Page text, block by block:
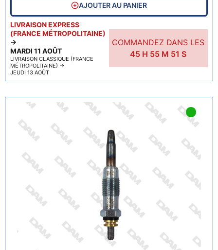
LIVRAISON EXPRESS
(FRANCE MÉTROPOLITAINE)
→
MARDI 11 AOÛT
LIVRAISON CLASSIQUE (FRANCE
MÉTROPOLITAINE) →
JEUDI 13 AOÛT
COMMANDEZ DANS LES
45H 55M 50 S
AJOUTER AU PANIER